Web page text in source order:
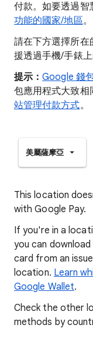
付款。如要透過智
功能的國家/地區。
請在下方選擇所在
援透過手機/手錶
提示：Google 錢
包應用程式大致相
站管理付款方式。
美屬薩摩亞
This location
with Google Pay.
If you're in a
you can
card from an
location. Learn
Google Wallet.
Check the other
methods by